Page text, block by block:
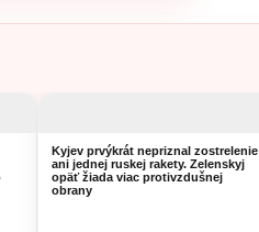
Kyjev prvýkrát nepriznal zostrelenie
ani jednej ruskej rakety. Zelenskyj
opäť žiada viac protivzdušnej
obrany